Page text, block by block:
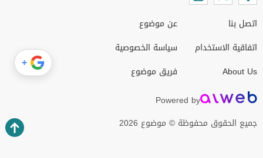
اتصل بنا
اتفاقية الاستخدام
About Us
عن موضوع
سياسة الخصوصية
فريق موضوع
Powered by
جميع الحقوق محفوظة © موضوع 2026
+